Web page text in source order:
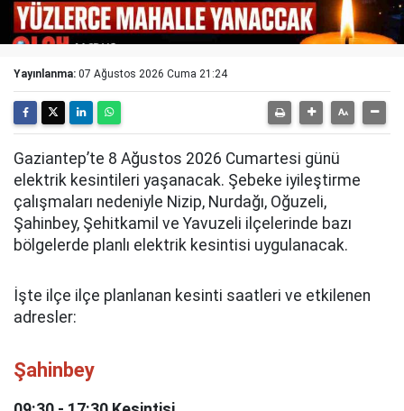
Yayınlanma: 07 Ağustos 2026 Cuma 21:24
Gaziantep’te 8 Ağustos 2026 Cumartesi günü
elektrik kesintileri yaşanacak. Şebeke iyileştirme
çalışmaları nedeniyle Nizip, Nurdağı, Oğuzeli,
Şahinbey, Şehitkamil ve Yavuzeli ilçelerinde bazı
bölgelerde planlı elektrik kesintisi uygulanacak.
İşte ilçe ilçe planlanan kesinti saatleri ve etkilenen
adresler:
Şahinbey